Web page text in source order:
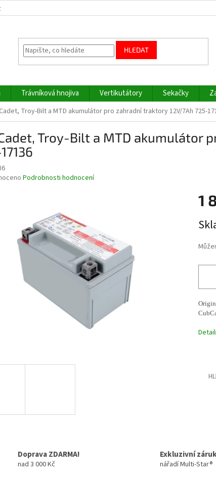
HLEDAT
Trávníková hnojiva Vertikutátory Sekačky
Troy-Bilt a MTD akumulátor pro zahradní traktory 12V/7Ah 725-
Troy-Bilt a MTD akumulátor
Podrobnosti hodnocení
1
cena:
Doprava ZDARMA!
nad 3 000 Kč
Exkluzivní
nářadí Multi-Star®